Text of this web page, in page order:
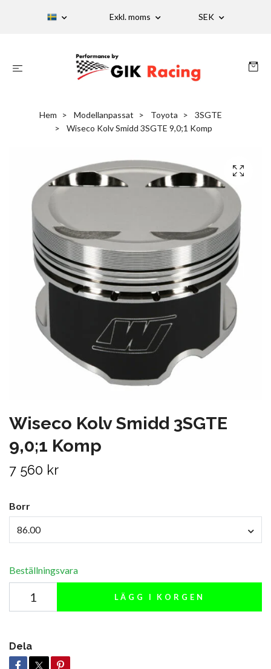
Exkl. moms SEK
Hem Modellanpassat Toyota
3SGTE
Wiseco Kolv Smidd 3SGTE 9,0;1 Komp
Wiseco Kolv Smidd 3SGTE
9,0;1 Komp
7 560 kr
Borr
86.00
Beställningsvara
LÄGG I KORGEN
Dela